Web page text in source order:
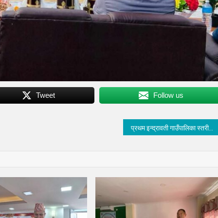
Tweet Follow us
प्रथम इन्द्रावती गाउँपालिका स्तरीय 7A साइड इन्द्रावती बूढीचौर कप फुटबल प्रतियोगिता २०८० सुरु